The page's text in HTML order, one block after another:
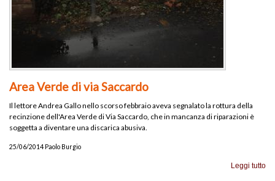
Area Verde di via Saccardo
Il lettore Andrea Gallo nello scorso febbraio aveva segnalato la rottura della
recinzione dell'Area Verde di Via Saccardo, che in mancanza di riparazioni è
soggetta a diventare una discarica abusiva.
25/06/2014 Paolo Burgio
Leggi tutto